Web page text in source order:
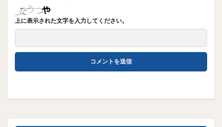
上に表示された文字を入力してください。